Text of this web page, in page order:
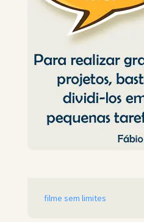
filme sem limites